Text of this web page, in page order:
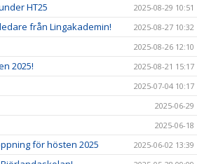
HT25 2025-08-29 10:51
från Lingakademin! 2025-08-27 10:32
2025-08-26 12:10
2025! 2025-08-21 15:17
2025-07-04 10:17
2025-06-29
2025-06-18
för hösten 2025 2025-06-02 13:39